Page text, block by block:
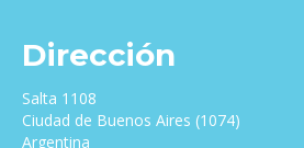
Dirección
Salta 1108
Ciudad de Buenos Aires (1074)
Argentina